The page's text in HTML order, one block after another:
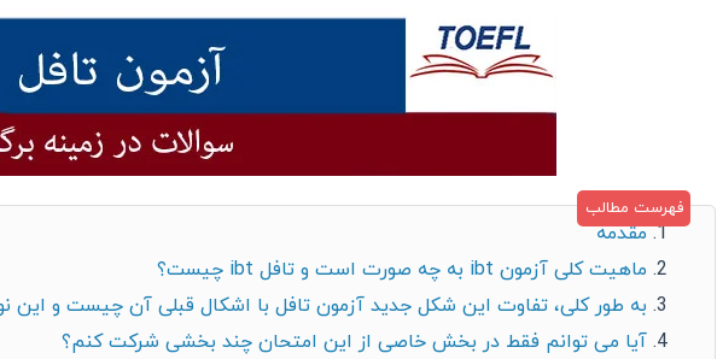
مقدمه
ماهیت کلی آزمون ibt به چه صورت است و تافل ibt چیست؟
به طور کلی، تفاوت این شکل جدید آزمون تافل با اشکال قبلی آن چیست و این
آیا می توانم فقط در بخش خاصی از این امتحان چند بخشی شرکت کنم؟